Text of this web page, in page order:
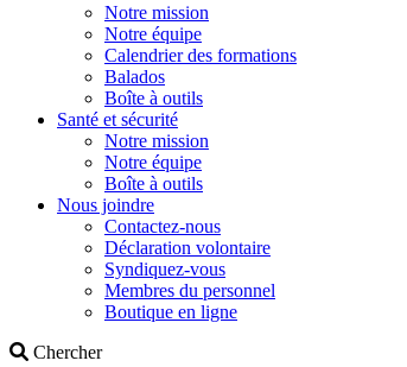
Notre mission
Notre équipe
Calendrier des formations
Balados
Boîte à outils
Santé et sécurité
Notre mission
Notre équipe
Boîte à outils
Nous joindre
Contactez-nous
Déclaration volontaire
Syndiquez-vous
Membres du personnel
Boutique en ligne
ChercherSearch